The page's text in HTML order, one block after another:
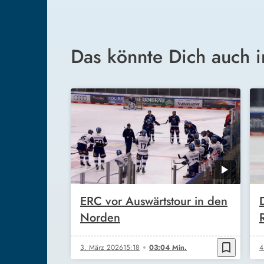
Das könnte Dich auch
ERC vor Auswärtstour in den
Norden
3. März 202615:18 03:04 Min. bookmark_border